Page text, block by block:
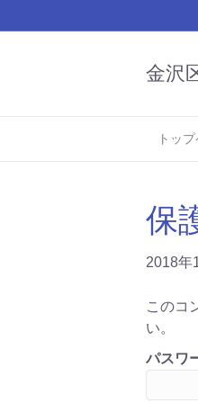
金沢
トッ
保
2018年
このコ
い。
パスワ